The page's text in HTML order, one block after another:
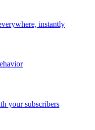
instantly
your subscribers